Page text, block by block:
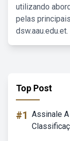
utilizando
pelas
dsw.aau.edu.et.
Top Post
#1 Assinale